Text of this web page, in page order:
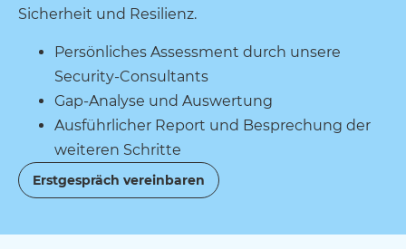
Sicherheit und Resilienz.
Persönliches Assessment durch unsere
Security-Consultants
Gap-Analyse und Auswertung
Ausführlicher Report und Besprechung der
weiteren Schritte
Erstgespräch vereinbaren